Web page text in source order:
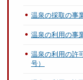
温泉の採取の事
温泉の利用の事
温泉の利用の許
号）